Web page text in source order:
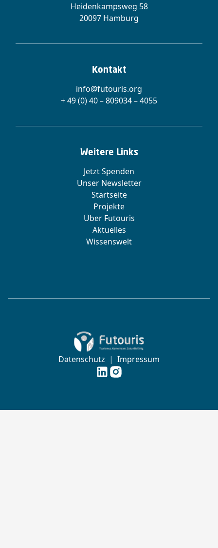
Heidenkampsweg 58
20097 Hamburg
Kontakt
info@futouris.org
+ 49 (0) 40 – 809034 – 4055
Weitere Links
Jetzt Spenden
Unser Newsletter
Startseite
Projekte
Über Futouris
Aktuelles
Wissenswelt
Zur Startseite von Futouris e.V.
Datenschutz | Impressum